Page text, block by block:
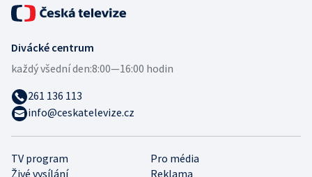
TV program
Pro média
Živé vysílání
Reklama
Divácké centrum
každý všední den:8:00—16:00 hodin
261 136 113
info@ceskatelevize.cz